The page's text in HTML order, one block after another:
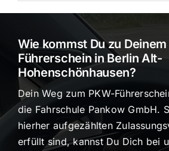
Wie kommst Du zu
Führerschein in Berlin Alt-
Hohenschönhausen?
Dein Weg zum PKW-
die Fahrschule Pankow GmbH.
hierher aufgezählten
erfüllt sind, kannst Du Dich bei